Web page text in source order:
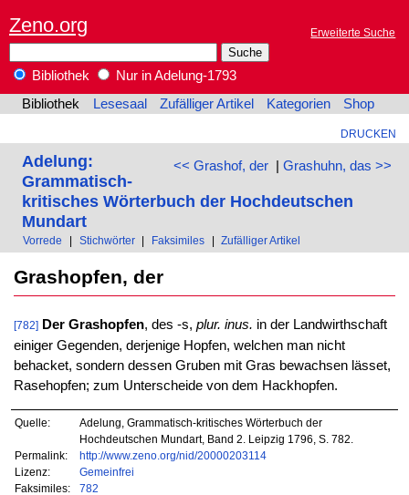
Zeno.org Erweiterte Suche
Bibliothek
Nur in Adelung-1793
Bibliothek
Lesesaal Zufälliger Artikel Kategorien Shop
DRUCKEN
<< Grashof, der| Grashuhn, das >>
Adelung:
Grammatisch-
kritisches Wörterbuch der Hochdeutschen
Mundart
Vorrede Stichwörter Faksimiles Zufälliger Artikel
Grashopfen, der
[782] Der Grashopfen, des -s, plur. inus. in der Landwirthschaft
einiger Gegenden, derjenige Hopfen, welchen man nicht
behacket, sondern dessen Gruben mit Gras bewachsen lässet,
Rasehopfen; zum Unterscheide von dem Hackhopfen.
Quelle:
Adelung, Grammatisch-kritisches Wörterbuch der
Hochdeutschen Mundart, Band 2. Leipzig 1796, S. 782.
Permalink:
http://www.zeno.org/nid/20000203114
Lizenz:
Gemeinfrei
Faksimiles:
782